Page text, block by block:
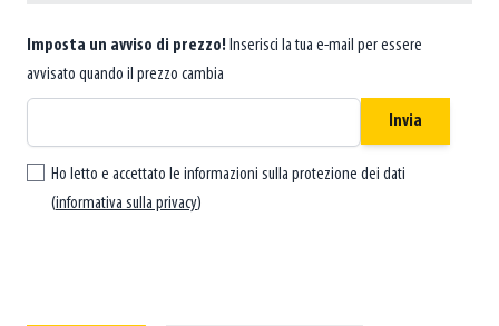
Imposta un avviso di prezzo! Inserisci la tua e-mail per essere
avvisato quando il prezzo cambia
Invia
Ho letto e accettato le informazioni sulla protezione dei dati
(informativa sulla privacy)